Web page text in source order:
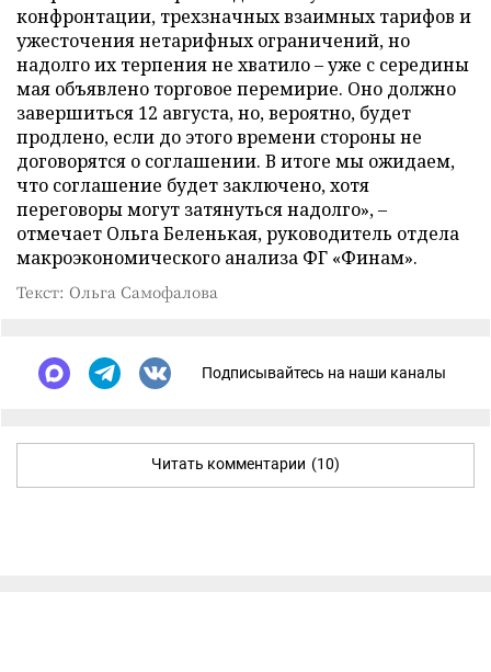
конфронтации, трехзначных взаимных тарифов и
ужесточения нетарифных ограничений, но
надолго их терпения не хватило – уже с середины
мая объявлено торговое перемирие. Оно должно
завершиться 12 августа, но, вероятно, будет
продлено, если до этого времени стороны не
договорятся о соглашении. В итоге мы ожидаем,
что соглашение будет заключено, хотя
переговоры могут затянуться надолго», –
отмечает Ольга Беленькая, руководитель отдела
макроэкономического анализа ФГ «Финам».
Текст: Ольга Самофалова
Подписывайтесь на наши каналы
Читать комментарии (10)